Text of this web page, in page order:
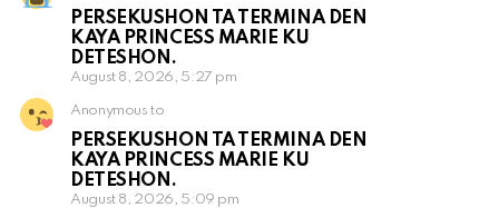
PERSEKUSHON TA TERMINA DEN
KAYA PRINCESS MARIE KU
DETESHON.
August 8, 2026, 5:27 pm
Anonymous to
PERSEKUSHON TA TERMINA DEN
KAYA PRINCESS MARIE KU
DETESHON.
August 8, 2026, 5:09 pm